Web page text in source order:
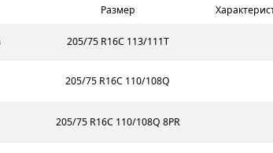
Размер
205/75 R16C 113/111T
205/75 R16C 110/108Q
205/75 R16C 110/108Q 8PR